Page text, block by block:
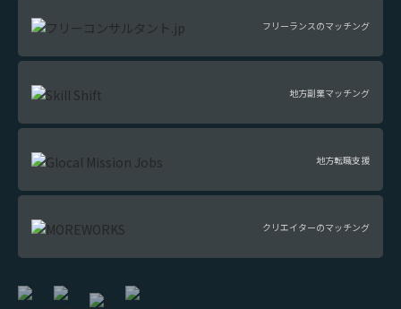
フリーランスのマッチング
地方副業マッチング
地方転職支援
クリエイターのマッチング